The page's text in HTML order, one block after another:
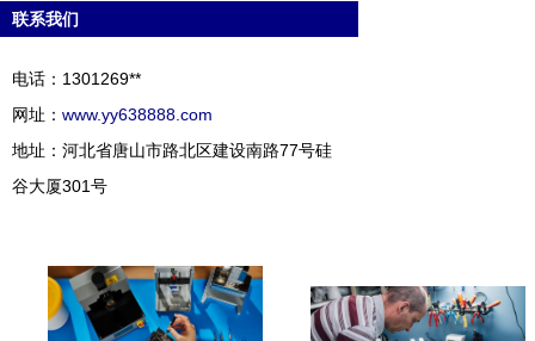
联系我们
电话：1301269**
网址： www.yy638888.com
地址：河北省唐山市路北区建设南路77号硅
谷大厦301号